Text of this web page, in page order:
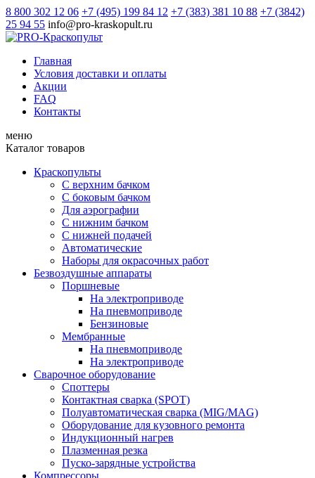
8 800 302 12 06 +7 (495) 199 84 12 +7 (383) 381 10 88 +7 (3842)
25 94 55 info@pro-kraskopult.ru
Главная
Условия доставки и оплаты
Акции
FAQ
Контакты
меню
Каталог товаров
Краскопульты
С верхним бачком
С боковым бачком
Для аэрографии
С нижним бачком
С нижней подачей
Автоматические
Наборы для окрасочных работ
Безвоздушные аппараты
Поршневые
На электроприводе
На пневмоприводе
Бензиновые
Мембранные
На пневмоприводе
На электроприводе
Сварочное оборудование
Споттеры
Контактная сварка (SPOT)
Полуавтоматическая сварка (MIG/MAG)
Оборудование для кузовного ремонта
Индукционный нагрев
Плазменная резка
Пуско-зарядные устройства
Компрессоры